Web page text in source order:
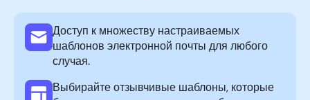
Доступ к множеству настраиваемых
шаблонов электронной почты для любого
случая.
Выбирайте отзывчивые шаблоны, которые